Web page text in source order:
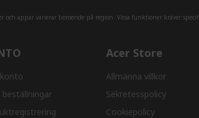
appar varierar beroende på region. Vissa funktioner kräver
beställningar
Acer Store
Allmänna villkor
Sekretesspolicy
Cookiepolicy